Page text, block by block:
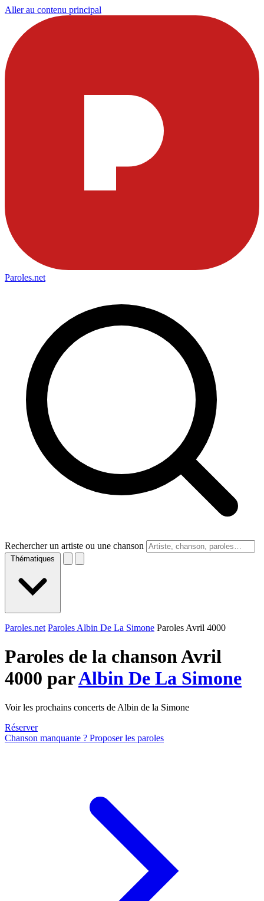
Aller au contenu principal
Paroles.net
Rechercher un artiste ou une chanson
Thématiques
Paroles.net Paroles Albin De La Simone Paroles Avril 4000
Paroles de la chanson Avril
4000 parAlbin De La Simone
Voir les prochains concerts de Albin de la Simone
Réserver
Chanson manquante ? Proposer les paroles